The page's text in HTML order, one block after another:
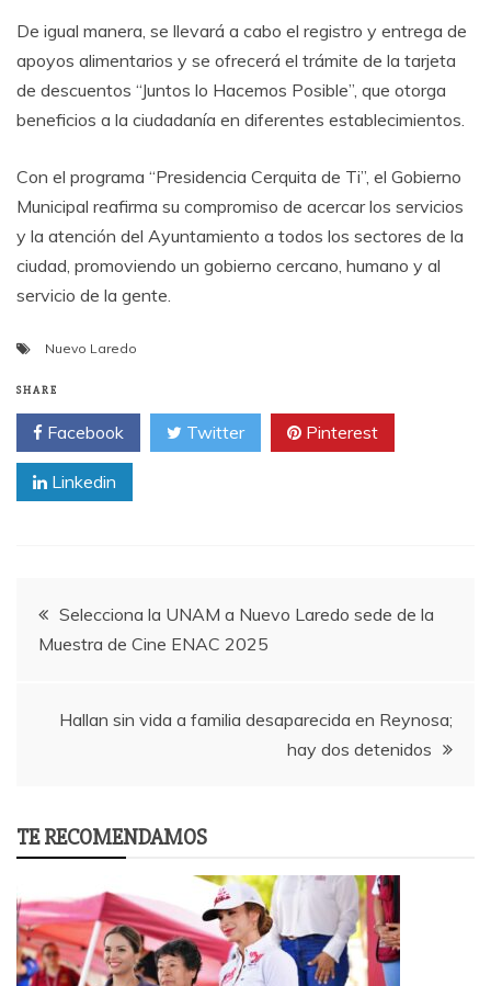
De igual manera, se llevará a cabo el registro y entrega de
apoyos alimentarios y se ofrecerá el trámite de la tarjeta
de descuentos “Juntos lo Hacemos Posible”, que otorga
beneficios a la ciudadanía en diferentes establecimientos.
Con el programa “Presidencia Cerquita de Ti”, el Gobierno
Municipal reafirma su compromiso de acercar los servicios
y la atención del Ayuntamiento a todos los sectores de la
ciudad, promoviendo un gobierno cercano, humano y al
servicio de la gente.
Nuevo Laredo
SHARE
Facebook Twitter Pinterest
Linkedin
Post
navigation
Selecciona la UNAM a Nuevo Laredo sede de la
Muestra de Cine ENAC 2025
Hallan sin vida a familia desaparecida en Reynosa;
hay dos detenidos
TE RECOMENDAMOS